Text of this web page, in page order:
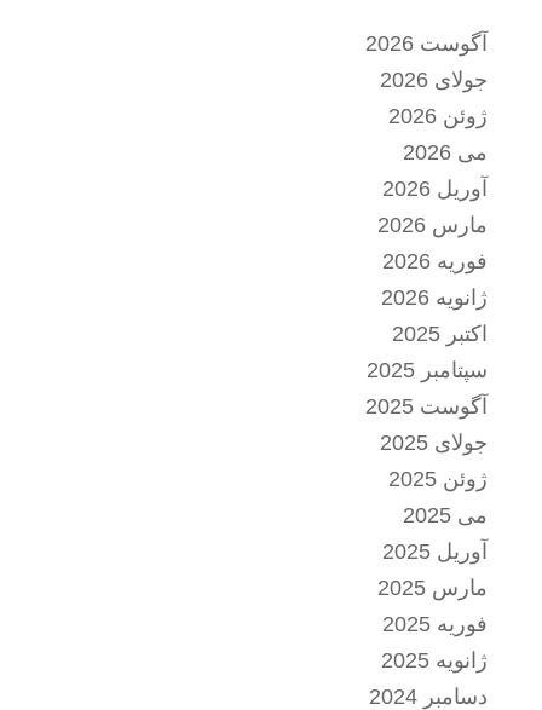
آگوست 2026
جولای 2026
ژوئن 2026
می 2026
آوریل 2026
مارس 2026
فوریه 2026
ژانویه 2026
اکتبر 2025
سپتامبر 2025
آگوست 2025
جولای 2025
ژوئن 2025
می 2025
آوریل 2025
مارس 2025
فوریه 2025
ژانویه 2025
دسامبر 2024